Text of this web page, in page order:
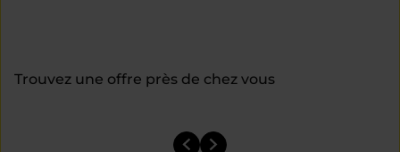
Trouvez une offre près de chez vous